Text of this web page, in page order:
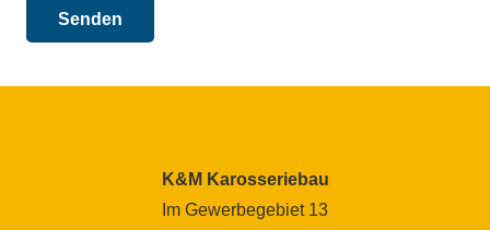
K&M Karosseriebau
Im Gewerbegebiet 13